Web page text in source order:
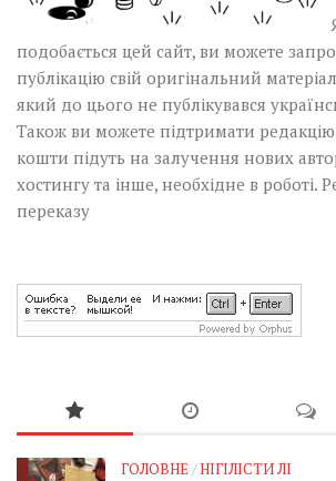
подобається цей сайт, ви можете
публікацію свій оригінальний
який до цього не публікувався
Також ви можете підтримати редакцію
кошти підуть на залучення нових
хостингу та інше, необхідне в роботі.
переказу
ГОЛОВНЕ/НІГІЛІСТИ ЛІ